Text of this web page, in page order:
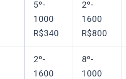
5º-
1000
R$340
2º-
1600
R$800
2º-
1600
8º-
1000